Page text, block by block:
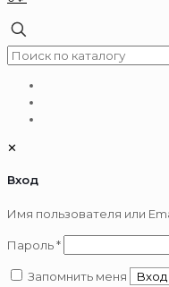
✕
Вход
Имя пользователя или
Пароль*Обязательно
Запомнить меня
Вход